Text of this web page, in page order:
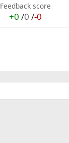
Feedback score
+0 /0 /-0